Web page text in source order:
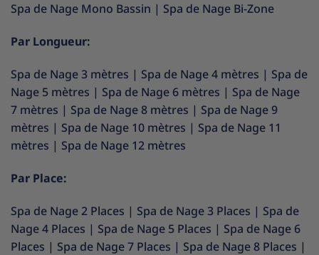
Spa de Nage Mono Bassin | Spa de Nage Bi-Zone
Par Longueur:
Spa de Nage 3 mètres | Spa de Nage 4 mètres | Spa de
Nage 5 mètres | Spa de Nage 6 mètres | Spa de Nage
7 mètres | Spa de Nage 8 mètres | Spa de Nage 9
mètres | Spa de Nage 10 mètres | Spa de Nage 11
mètres | Spa de Nage 12 mètres
Par Place:
Spa de Nage 2 Places | Spa de Nage 3 Places | Spa de
Nage 4 Places | Spa de Nage 5 Places | Spa de Nage 6
Places | Spa de Nage 7 Places | Spa de Nage 8 Places |